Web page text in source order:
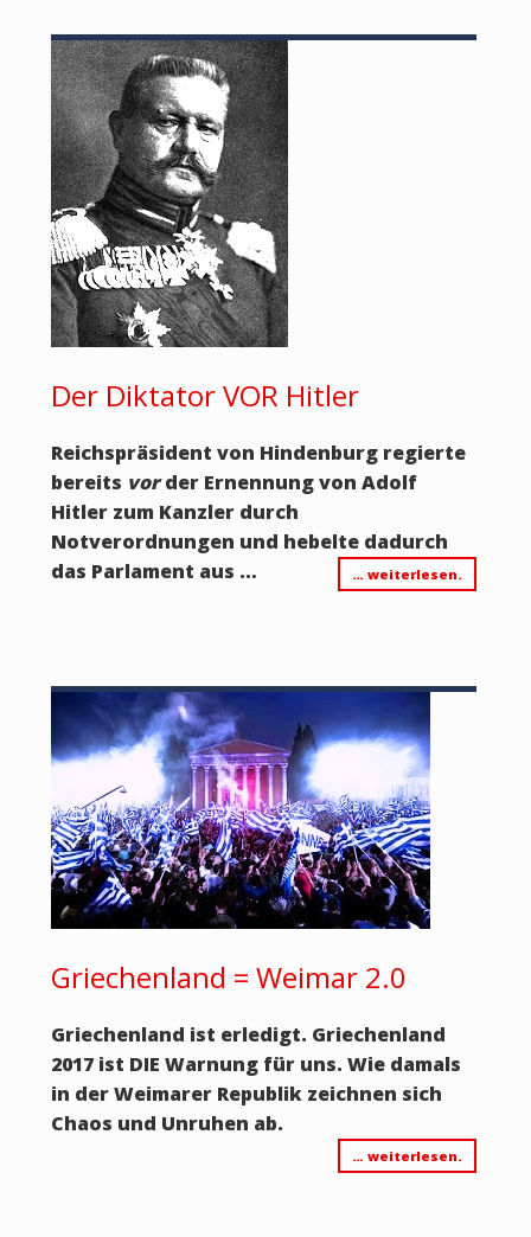
Der Diktator VOR Hitler
Reichspräsident von Hindenburg regierte
bereits vorder Ernennung von Adolf
Hitler zum Kanzler durch
Notverordnungen und hebelte dadurch
das Parlament aus …
… weiterlesen.
Griechenland = Weimar 2.0
Griechenland ist erledigt. Griechenland
2017 ist DIE Warnung für uns. Wie damals
in der Weimarer Republik zeichnen sich
Chaos und Unruhen ab.
… weiterlesen.